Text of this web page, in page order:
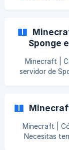
servidor
plugins? Vaya
encuentre el
todo esto,
Sponge
Minecraft |
servidor de
Cómo
Sponge que
de
Minecraft |
Necesitas